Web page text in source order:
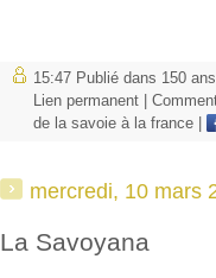
15:47 Publié dans 150
Lien permanent
de la savoie à la france
mercredi, 10 mars
La Savoyana